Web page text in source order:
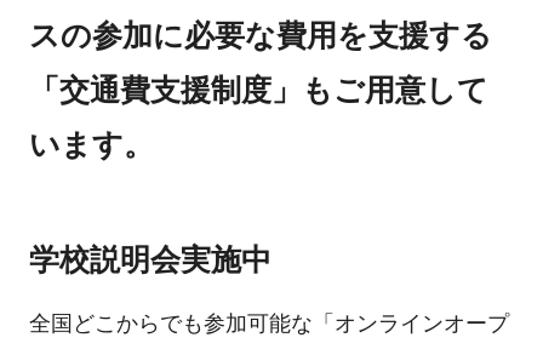
スの参加に必要な費用を支援する
「交通費支援制度」もご用意して
います。
学校説明会実施中
全国どこからでも参加可能な「オンラインオープ